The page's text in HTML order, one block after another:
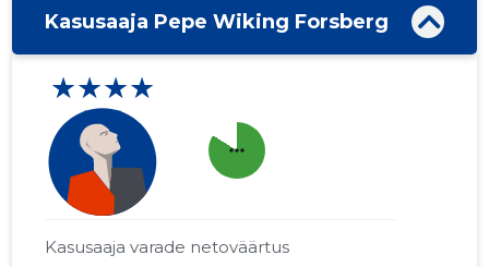
Kasusaaja Pepe Wiking Forsberg
★★★★
more_horiz
Kasusaaja varade netoväärtus